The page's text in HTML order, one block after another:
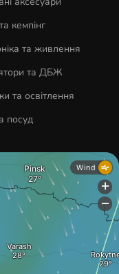
кемпінг
та живлення
та ДБЖ
та освітлення
посуд